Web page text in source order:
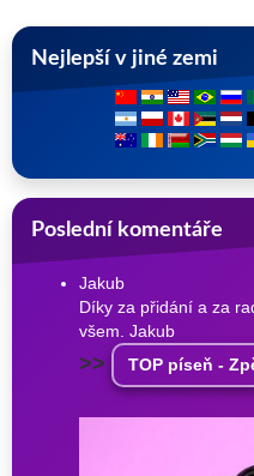
Nejlepší v jiné zemi
Poslední komentáře
Jakub
Díky za přidání a za
všem. Jakub
>> TOP píseň -